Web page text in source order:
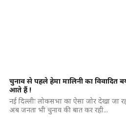
चुनाव से पहले हेमा मालिनी का विवादित
आते हैं !
नई दिल्लीः लोकसभा का ऐसा जोर देखा जा
अब जनता भी चुनाव की बात कर रही...